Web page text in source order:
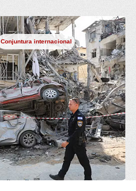
Conjuntura internacional